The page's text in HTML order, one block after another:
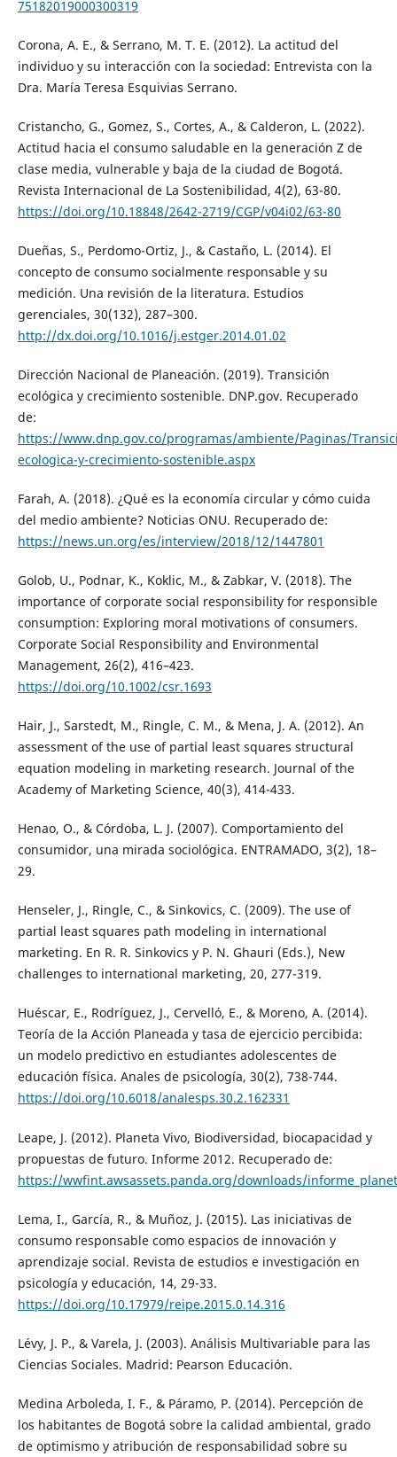
75182019000300319
Corona, A. E., & Serrano, M. T. E. (2012). La actitud del
individuo y su interacción con la sociedad: Entrevista con la
Dra. María Teresa Esquivias Serrano.
Cristancho, G., Gomez, S., Cortes, A., & Calderon, L. (2022).
Actitud hacia el consumo saludable en la generación Z de
clase media, vulnerable y baja de la ciudad de Bogotá.
Revista Internacional de La Sostenibilidad, 4(2), 63-80.
https://doi.org/10.18848/2642-2719/CGP/v04i02/63-80
Dueñas, S., Perdomo-Ortiz, J., & Castaño, L. (2014). El
concepto de consumo socialmente responsable y su
medición. Una revisión de la literatura. Estudios
gerenciales, 30(132), 287–300.
http://dx.doi.org/10.1016/j.estger.2014.01.02
Dirección Nacional de Planeación. (2019). Transición
ecológica y crecimiento sostenible. DNP.gov. Recuperado
de:
https://www.dnp.gov.co/programas/ambiente/Paginas/
ecologica-y-crecimiento-sostenible.aspx
Farah, A. (2018). ¿Qué es la economía circular y cómo cuida
del medio ambiente? Noticias ONU. Recuperado de:
https://news.un.org/es/interview/2018/12/1447801
Golob, U., Podnar, K., Koklic, M., & Zabkar, V. (2018). The
importance of corporate social responsibility for responsible
consumption: Exploring moral motivations of consumers.
Corporate Social Responsibility and Environmental
Management, 26(2), 416–423.
https://doi.org/10.1002/csr.1693
Hair, J., Sarstedt, M., Ringle, C. M., & Mena, J. A. (2012). An
assessment of the use of partial least squares structural
equation modeling in marketing research. Journal of the
Academy of Marketing Science, 40(3), 414-433.
Henao, O., & Córdoba, L. J. (2007). Comportamiento del
consumidor, una mirada sociológica. ENTRAMADO, 3(2), 18–
29.
Henseler, J., Ringle, C., & Sinkovics, C. (2009). The use of
partial least squares path modeling in international
marketing. En R. R. Sinkovics y P. N. Ghauri (Eds.), New
challenges to international marketing, 20, 277-319.
Huéscar, E., Rodríguez, J., Cervelló, E., & Moreno, A. (2014).
Teoría de la Acción Planeada y tasa de ejercicio percibida:
un modelo predictivo en estudiantes adolescentes de
educación física. Anales de psicología, 30(2), 738-744.
https://doi.org/10.6018/analesps.30.2.162331
Leape, J. (2012). Planeta Vivo, Biodiversidad, biocapacidad y
propuestas de futuro. Informe 2012. Recuperado de:
https://wwfint.awsassets.panda.org/downloads/
Lema, I., García, R., & Muñoz, J. (2015). Las iniciativas de
consumo responsable como espacios de innovación y
aprendizaje social. Revista de estudios e investigación en
psicología y educación, 14, 29-33.
https://doi.org/10.17979/reipe.2015.0.14.316
Lévy, J. P., & Varela, J. (2003). Análisis Multivariable para las
Ciencias Sociales. Madrid: Pearson Educación.
Medina Arboleda, I. F., & Páramo, P. (2014). Percepción de
los habitantes de Bogotá sobre la calidad ambiental, grado
de optimismo y atribución de responsabilidad sobre su